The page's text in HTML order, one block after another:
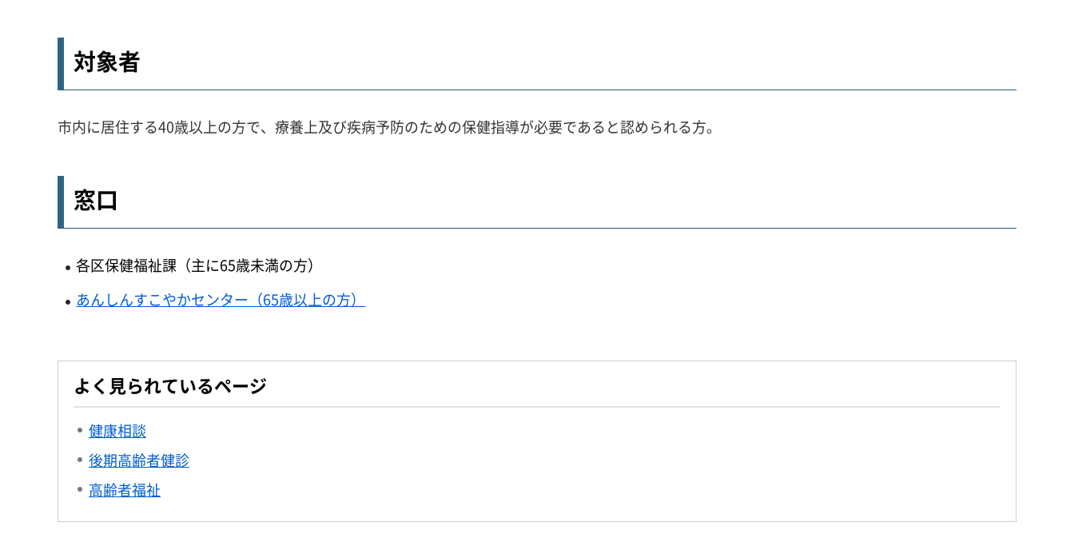
対象者
市内に居住する40歳以上の方で、療養上及び疾病予防のための保健指導が必要であると認められる方。
窓口
各区保健福祉課（主に65歳未満の方）
あんしんすこやかセンター（65歳以上の方）
よく見られているページ
健康相談
後期高齢者健診
高齢者福祉